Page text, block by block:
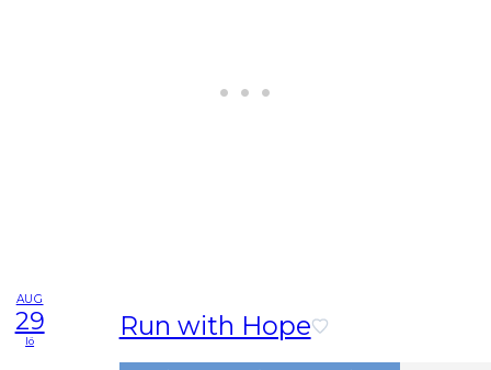
AUG
29
lö Run with Hope